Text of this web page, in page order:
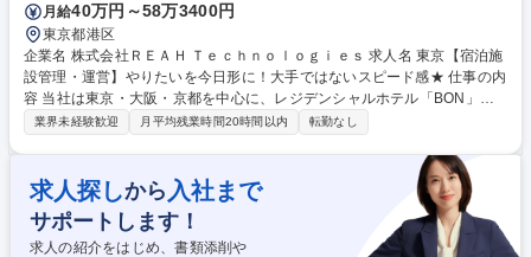
月給40万円～58万3400円
東京都港区
企業名 株式会社ＲＥＡＨ Ｔｅｃｈｎｏｌｏｇｉｅｓ 求人名 東京【宿泊施
設管理・運営】やりたいを今日形に！大手ではないスピード感★ 仕事の内
容 当社は東京・大阪・京都を中心に、レジデンシャルホテル「BON」を
はじめ、ホテル・ホステル・民泊など多様な宿泊施設の企画・運営を行っ
規施設の開業や既存施設の拡大を進めています。 【具体的な業務】 ■宿泊
施設の運営管理 ■現地スタッフのマネジメント ■顧客満足度向上のための
サービス改善 ■接客・清掃・設備などの品質管理 ■コスト管理および改善
■上記業務の施設横断的な仕組み作りやオペレーション改善 ■施設オーナ
ーへの運営報告や提案 ■清掃会社・アメニティ会社など外部業者との調整
業界未経験歓迎 月平均残業時間20時間以内 転勤なし
求人探しから 入社まで
サポートします！
求人の紹介をはじめ、書類添削や